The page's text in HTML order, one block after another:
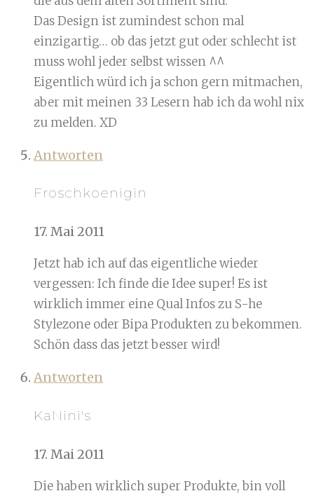
Das Design ist zumindest schon mal
einzigartig… ob das jetzt gut oder schlecht ist
muss wohl jeder selbst wissen ^^
Eigentlich würd ich ja schon gern mitmachen,
aber mit meinen 33 Lesern hab ich da wohl nix
zu melden. XD
Antworten
Froschkoenigin
17. Mai 2011
Jetzt hab ich auf das eigentliche wieder
vergessen: Ich finde die Idee super! Es ist
wirklich immer eine Qual Infos zu S-he
Stylezone oder Bipa Produkten zu bekommen.
Schön dass das jetzt besser wird!
Antworten
KaNini's
17. Mai 2011
Die haben wirklich super Produkte, bin voll